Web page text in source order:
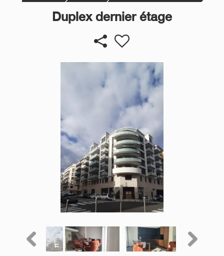
Duplex dernier étage